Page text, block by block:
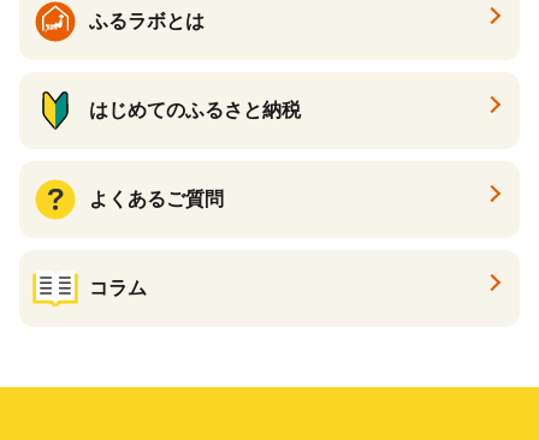
ふるラボとは
はじめてのふるさと納税
よくあるご質問
コラム